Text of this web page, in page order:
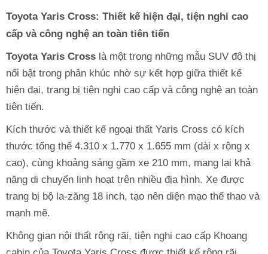
Toyota Yaris Cross: Thiết kế hiện đại, tiện nghi cao
cấp và công nghệ an toàn tiên tiến
Toyota Yaris Cross là một trong những mẫu SUV đô thị
nổi bật trong phân khúc nhờ sự kết hợp giữa thiết kế
hiện đại, trang bị tiện nghi cao cấp và công nghệ an toàn
tiên tiến.
Kích thước và thiết kế ngoại thất Yaris Cross có kích
thước tổng thể 4.310 x 1.770 x 1.655 mm (dài x rộng x
cao), cùng khoảng sáng gầm xe 210 mm, mang lại khả
năng di chuyển linh hoạt trên nhiều địa hình. Xe được
trang bị bộ la-zăng 18 inch, tạo nên diện mạo thể thao và
mạnh mẽ.
Không gian nội thất rộng rãi, tiện nghi cao cấp Khoang